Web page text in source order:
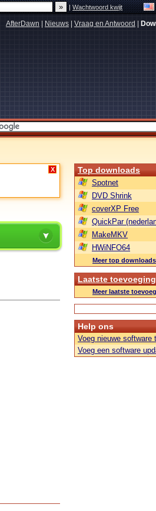
|Wachtwoord kwijt
AfterDawn Nieuws Vraag en Antwoord
X Top downloads
Spotnet
DVD Shrink
coverXP Free
QuickPar
MakeMKV
HWiNFO64
Meer top downloads
Laatste
Meer laatste
Help ons
Voeg nieuwe software
Voeg een software